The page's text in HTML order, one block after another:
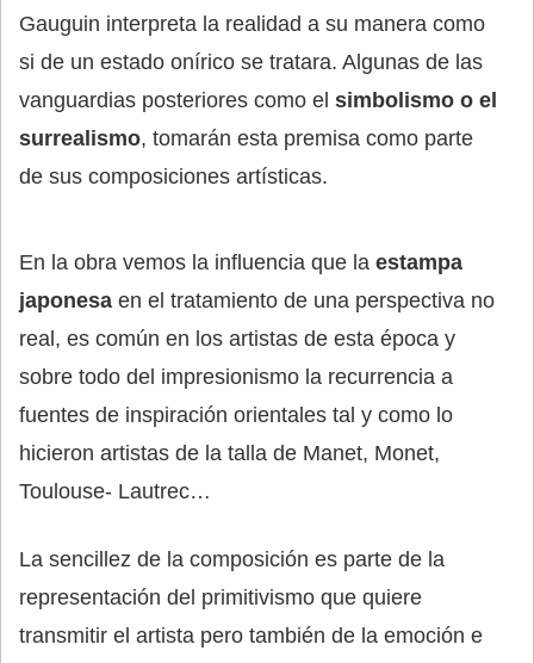
Gauguin interpreta la realidad a su manera como
si de un estado onírico se tratara. Algunas de las
vanguardias posteriores como el simbolismo o el
surrealismo, tomarán esta premisa como parte
de sus composiciones artísticas.
En la obra vemos la influencia que la estampa
japonesa en el tratamiento de una perspectiva no
real, es común en los artistas de esta época y
sobre todo del impresionismo la recurrencia a
fuentes de inspiración orientales tal y como lo
hicieron artistas de la talla de Manet, Monet,
Toulouse- Lautrec…
La sencillez de la composición es parte de la
representación del primitivismo que quiere
transmitir el artista pero también de la emoción e